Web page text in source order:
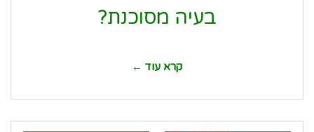
בעיה מסוכנת?
קרא עוד ←